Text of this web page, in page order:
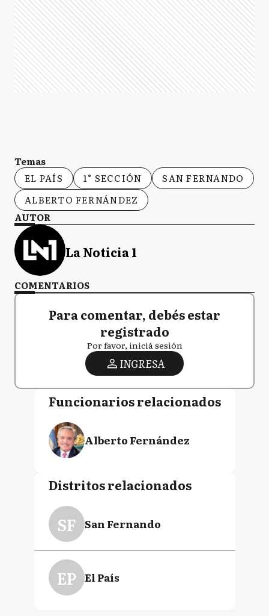
Temas
EL PAÍS
1° SECCIÓN
SAN FERNANDO
ALBERTO FERNÁNDEZ
AUTOR
La Noticia 1
COMENTARIOS
Para comentar, debés estar
registrado
Por favor, iniciá sesión
INGRESA
Funcionarios relacionados
Alberto Fernández
Distritos relacionados
SF San Fernando
EP El País